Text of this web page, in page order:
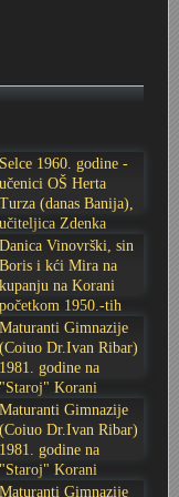
Karlovac
1965. godine
(epizoda)
utemeljen 1924.
- Igor Mihelić
Selce 1960. godine -
učenici OŠ Herta
Turza (danas Banija),
učiteljica Zdenka
Sabolić
Danica Vinovrški, sin
Boris i kći Mira na
kupanju na Korani
početkom 1950.-tih
godina
Maturanti Gimnazije
(Coiuo Dr.Ivan Ribar)
1981. godine na
"Staroj" Korani
Maturanti Gimnazije
(Coiuo Dr.Ivan Ribar)
1981. godine na
"Staroj" Korani
Maturanti Gimnazije